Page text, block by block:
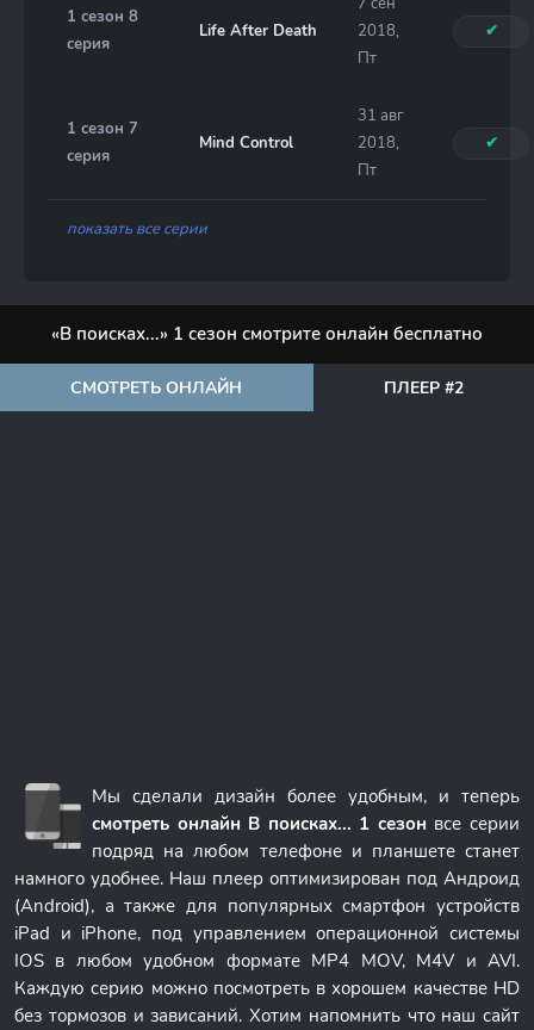
1 сезон 8
серия
Life After Death
2018,
Пт
✔
1 сезон 7
серия
Mind Control
31 авг
2018,
Пт
✔
показать все серии
«В поисках...» 1 сезон смотрите онлайн бесплатно
СМОТРЕТЬ ОНЛАЙН ПЛЕЕР #2
Мы сделали дизайн более удобным, и теперь
смотреть онлайн В поисках... 1 сезон все серии
подряд на любом телефоне и планшете станет
намного удобнее. Наш плеер оптимизирован под Андроид
(Android), а также для популярных смартфон устройств
iPad и iPhone, под управлением операционной системы
IOS в любом удобном формате MP4 MOV, M4V и AVI.
Каждую серию можно посмотреть в хорошем качестве HD
без тормозов и зависаний. Хотим напомнить что наш сайт